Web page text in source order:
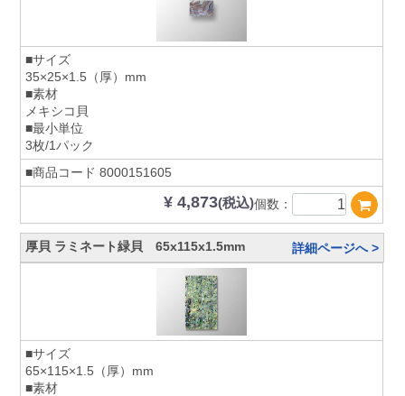
■サイズ
35×25×1.5（厚）mm
■素材
メキシコ貝
■最小単位
3枚/1パック
■商品コード 8000151605
¥ 4,873(税込)個数：
厚貝 ラミネート緑貝 65x115x1.5mm 詳細ページへ >
■サイズ
65×115×1.5（厚）mm
■素材